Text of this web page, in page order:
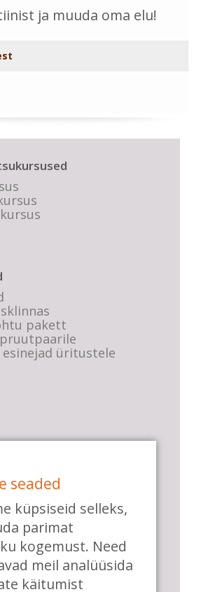
ja muuda oma elu!
pakett
üritustele
seaded
küpsiseid selleks,
parimat
kogemust. Need
meil analüüsida
käitumist